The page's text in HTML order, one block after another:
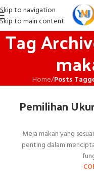
Skip to navigation
Skip to main content
Tag
Home/Posts
Pemilihan
Meja makan yang
penting dalam